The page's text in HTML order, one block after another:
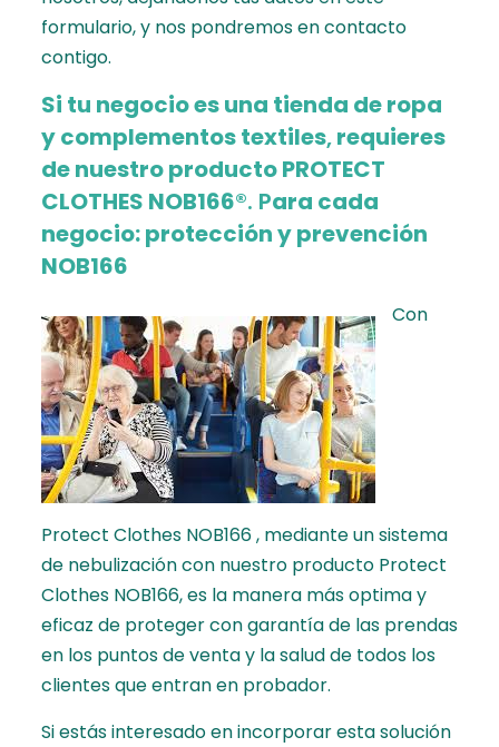
formulario, y nos pondremos en contacto
contigo.
Si tu negocio es una tienda de ropa
y complementos textiles,requieres
de nuestro producto PROTECT
CLOTHES NOB166®. Para cada
negocio: protección y prevención
NOB166
Con
Protect Clothes NOB166 , mediante un sistema
de nebulización con nuestro producto Protect
Clothes NOB166, es la manera más optima y
eficaz de proteger con garantía de las prendas
en los puntos de venta y la salud de todos los
clientes que entran en probador.
Si estás interesado en incorporar esta solución